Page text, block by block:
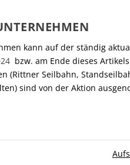
kann auf der ständig
bzw. am Ende dieses
(Rittner Seilbahn,
sind von der Aktion